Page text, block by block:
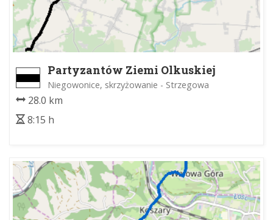
Partyzantów Ziemi Olkuskiej
Niegowonice, skrzyżowanie - Strzegowa
28.0 km
8:15 h